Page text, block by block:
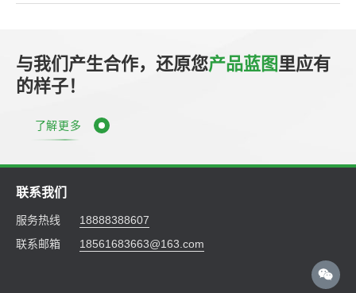
与我们产生合作，还原您产品蓝图里应有
的样子！
了解更多
联系我们
服务热线
18888388607
联系邮箱
18561683663@163.com